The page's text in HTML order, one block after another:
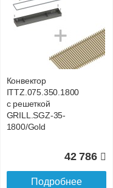
Конвектор
ITT.080.200.800 с
GRILL.SGA-20-800
21 017
Подробнее
Конвектор
ITTZ.075.350.1800
с решеткой
GRILL.SGZ-35-
1800/Gold
42 786
Подробнее